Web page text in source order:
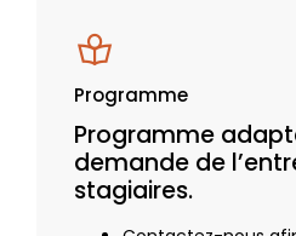
Programme
Programme
demande de
stagiaires.